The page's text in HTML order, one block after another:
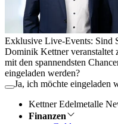
Exklusive Live-Events: Sind
Dominik Kettner veranstaltet
mit den spannendsten
eingeladen werden?
Ja, ich möchte eingeladen
Kettner Edelmetalle
Finanzen